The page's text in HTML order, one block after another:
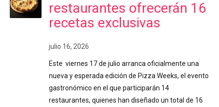
restaurantes ofrecerán 16
recetas exclusivas
julio 16, 2026
Este viernes 17 de julio arranca oficialmente una
nueva y esperada edición de Pizza Weeks, el evento
gastronómico en el que participarán 14
restaurantes, quienes han diseñado un total de 16